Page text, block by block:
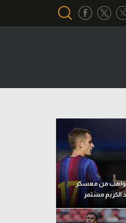
فليك يستبعد 3 مواهب من معسكر
الكريم مستمر